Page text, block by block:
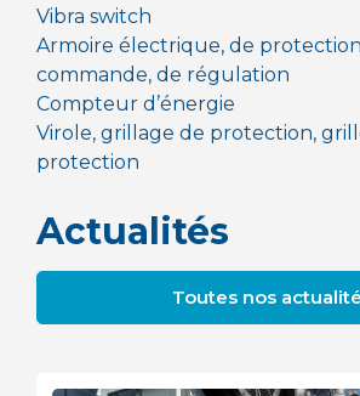
Vibra switch
Armoire électrique, de
commande, de régulation
Compteur d’énergie
Virole, grillage de protection,
protection
Actualités
Toutes nos